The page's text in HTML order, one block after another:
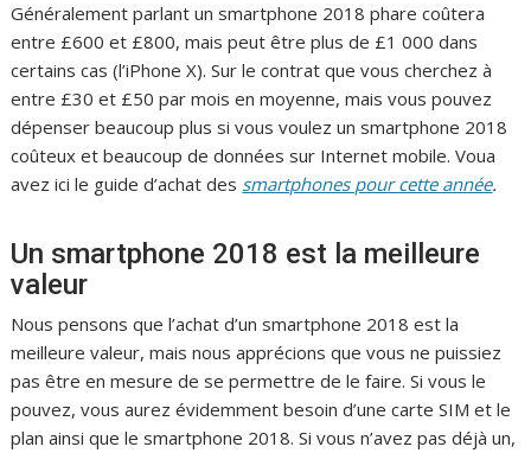
Généralement parlant un smartphone 2018 phare coûtera
entre £600 et £800, mais peut être plus de £1 000 dans
certains cas (l’iPhone X). Sur le contrat que vous cherchez à
entre £30 et £50 par mois en moyenne, mais vous pouvez
dépenser beaucoup plus si vous voulez un smartphone 2018
coûteux et beaucoup de données sur Internet mobile. Voua
avez ici le guide d’achat des smartphones pour cette année.
Un smartphone 2018 est la meilleure
valeur
Nous pensons que l’achat d’un smartphone 2018 est la
meilleure valeur, mais nous apprécions que vous ne puissiez
pas être en mesure de se permettre de le faire. Si vous le
pouvez, vous aurez évidemment besoin d’une carte SIM et le
plan ainsi que le smartphone 2018. Si vous n’avez pas déjà un,